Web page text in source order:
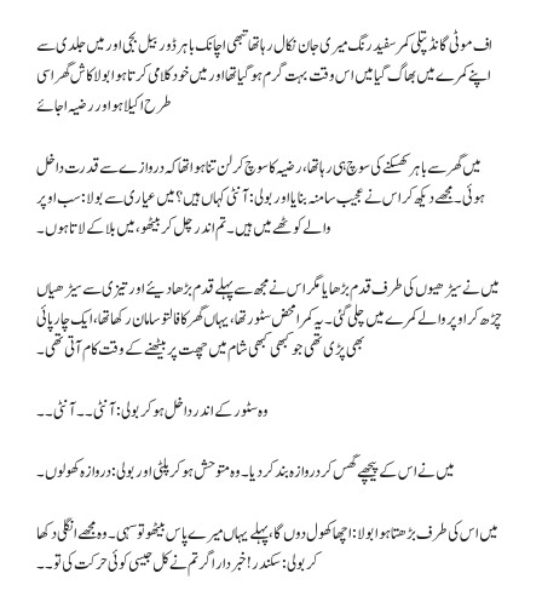
اف موٹی گانڈ پتلی کمر سفید رنگ میری جان نکال رہا تھا تبھی اچانک باہر ڈور بیل بجی اور میں جلدی سے
اپنے کمرے میں بھاگ گیا میں اس وقت بہت گرم ہو گیا تھا اور میں خود کلامی کرتا ہوا بولا کاش گھر اسی
طرح اکیلا ہو اور رضیہ ا جائے
میں گھر سے باہر کھسکنے کی سوچ ہی رہا تھا، رضیہ کا سوچ کر لن تنا ہوا تھا کہ دروازے سے قدرت داخل
ہوئی۔ مجھے دیکھ کر اس نے عجیب سامنہ بنایا اور بولی: آنٹی کہاں ہیں؟ میں عیاری سے بولا: سب اوپر
والے کو ٹھے میں ہیں۔ تم اندر چل کر بیٹھو ، میں بلا کے لاتاہوں۔
میں نے سیڑھیوں کی طرف قدم بڑھایا مگر اس نے مجھ سے پہلے قدم بڑھا دیئے اور تیزی سے سیڑھیاں
چڑھ کر اوپر والے کمرے میں چلی گئی۔ یہ کمرا محض سٹور تھا، یہاں گھر کا فالتو سامان رکھا تھا، ایک چار پائی
بھی پڑی تھی جو کبھی کبھی شام میں چھت پر بیٹھنے کے وقت کام آتی تھی۔
وہ سٹور کے اندر داخل ہو کر بولی: آنٹی۔۔ آنٹی۔۔
میں نے اس کے پیچھے گھس کر دروازہ بند کر دیا۔ وہ متوحش ہو کر پلٹی اور بولی: دروازہ کھولوں۔
میں اس کی طرف بڑھتا ہوا بولا: اچھا کھول دوں گا، پہلے یہاں میرے پاس بیٹھو تو سہی۔ وہ مجھے انگلی دکھا
کر بولی: سکندر ! خبر دار اگر تم نے کل جیسی کوئی حرکت کی تو۔۔